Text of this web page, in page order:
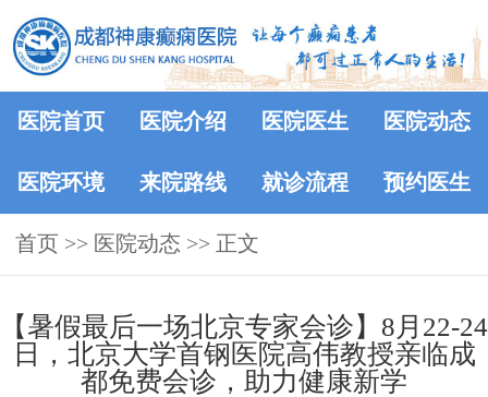
医院首页 医院介绍 医院医生 医院动态
医院环境 来院路线 就诊流程 预约医生
首页 >> 医院动态 >> 正文
【暑假最后一场北京专家会诊】8月22-24
日，北京大学首钢医院高伟教授亲临成
都免费会诊，助力健康新学